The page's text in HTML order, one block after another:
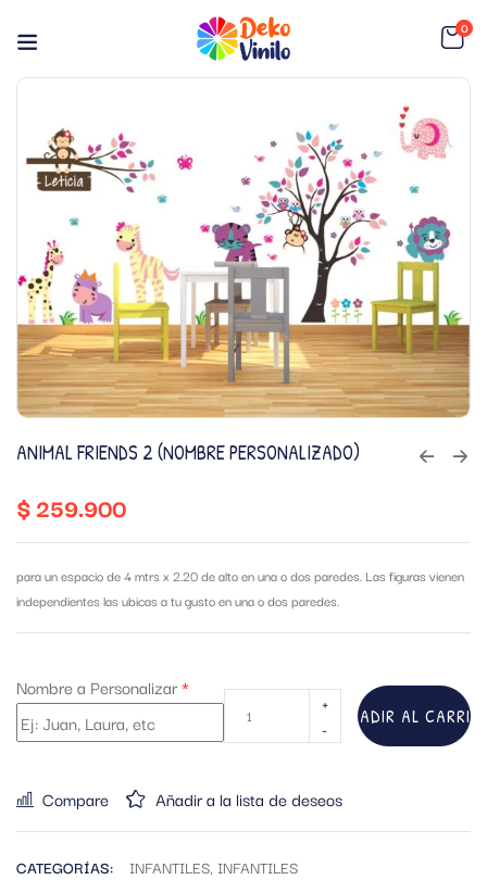
0
ANIMAL FRIENDS 2 (NOMBRE PERSONALIZADO)
$259.900
para un espacio de 4 mtrs x 2.20 de alto en una o dos paredes. Las figuras vienen
independientes las ubicas a tu gusto en una o dos paredes.
Nombre a Personalizar*
AÑADIR AL
Compare Añadir a la lista de deseos
CATEGORÍAS: INFANTILES, INFANTILES